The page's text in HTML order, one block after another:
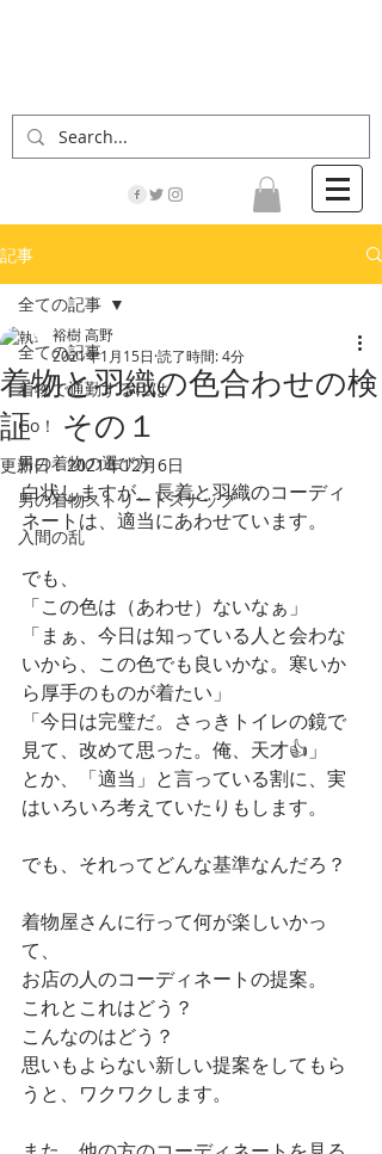
記事
全ての記事
着物で通勤するには
Go！
男の着物の選び方
男の着物ストリートスナップ
入間の乱
全ての記事
着物と羽織の色合わせの検
証 その１
裕樹 高野
2021年1月15日 読了時間: 4分
更新日：2021年12月6日
白状しますが、長着と羽織のコーディ
ネートは、適当にあわせています。
でも、
「この色は（あわせ）ないなぁ」
「まぁ、今日は知っている人と会わな
いから、この色でも良いかな。寒いか
ら厚手のものが着たい」
「今日は完璧だ。さっきトイレの鏡で
見て、改めて思った。俺、天才👍」
とか、「適当」と言っている割に、実
はいろいろ考えていたりもします。
でも、それってどんな基準なんだろ？
着物屋さんに行って何が楽しいかっ
て、
お店の人のコーディネートの提案。
これとこれはどう？
こんなのはどう？
思いもよらない新しい提案をしてもら
うと、ワクワクします。